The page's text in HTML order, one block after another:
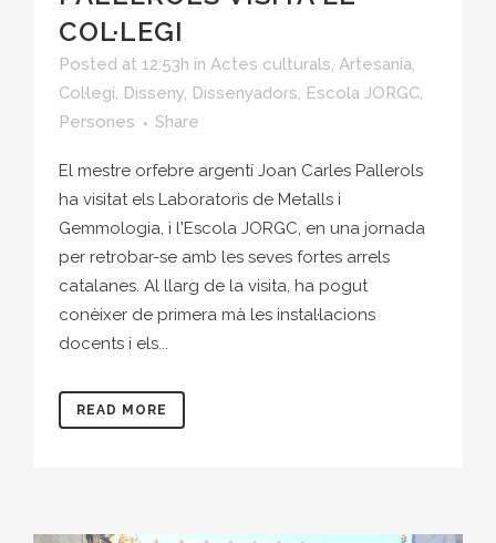
COL·LEGI
Posted at 12:53h in Actes culturals, Artesania,
Col·legi, Disseny, Dissenyadors, Escola JORGC,
Persones
Share
El mestre orfebre argentí Joan Carles Pallerols
ha visitat els Laboratoris de Metalls i
Gemmologia, i l'Escola JORGC, en una jornada
per retrobar-se amb les seves fortes arrels
catalanes. Al llarg de la visita, ha pogut
conèixer de primera mà les instal·lacions
docents i els...
READ MORE